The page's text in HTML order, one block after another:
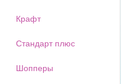
Крафт
Стандарт плюс
Шопперы